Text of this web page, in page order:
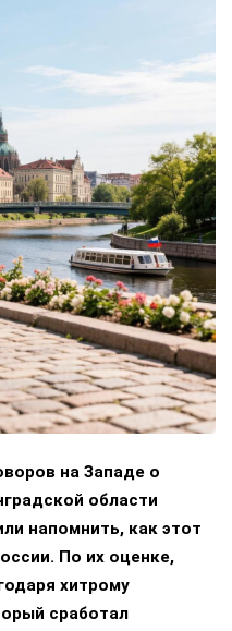
на Западе о
области
напомнить, как этот
По их оценке,
хитрому
сработал